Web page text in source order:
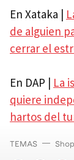
En Xataka |
de alguien
cerrar el
En DAP | La
quiere
hartos del
TEMAS